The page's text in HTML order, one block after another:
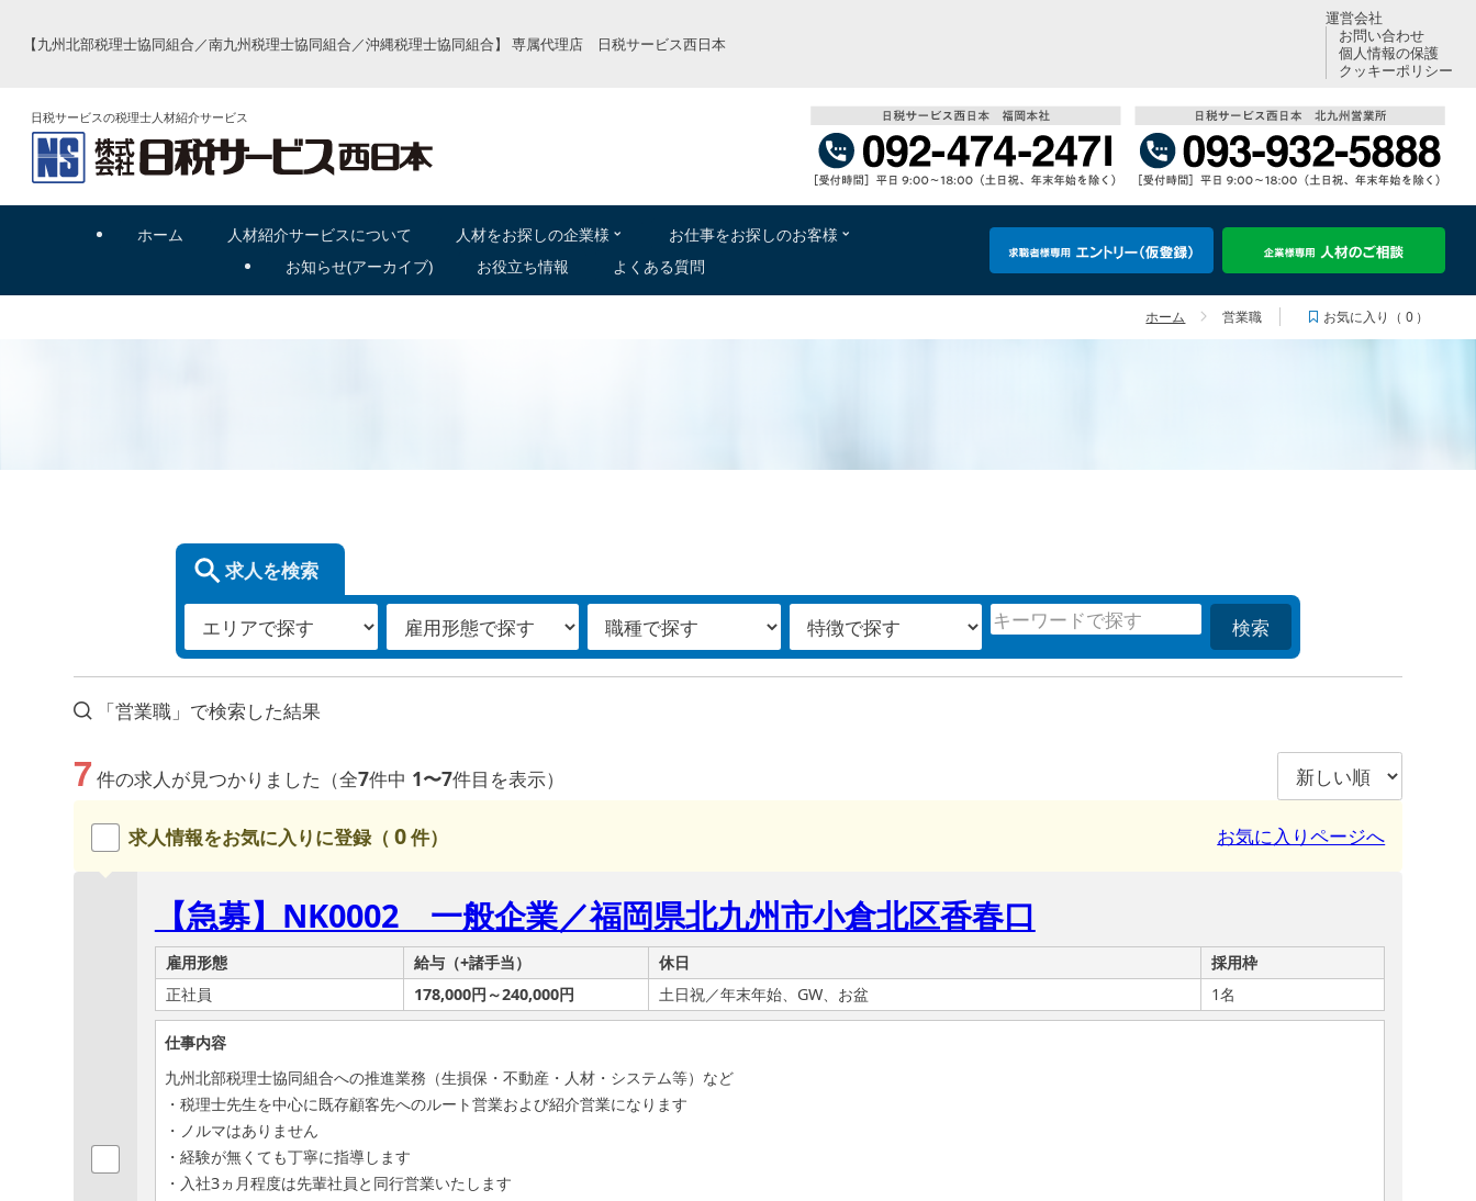
【九州北部税理士協同組合／南九州税理士協同組合／沖縄税理士協同組合】 専属代理店 日税サービス西日本
運営会社
お問い合わせ
個人情報の保護
クッキーポリシー
日税サービスの税理士人材紹介サービス
ホーム 人材紹介サービスについて 人材をお探 しの企業様 お仕事をお探 しのお客様
お知らせ(アーカイブ) お役立ち情報 よくある質問
ホーム 営業職 お気に入り（ 0 ）
求人を検索
検索
「営業職」で検索した結果
7 件の求人が見つかりました（全7件中 1〜7件目を表示）
求人情報をお気に入りに登録（ 0件） お気に入りページへ
【急募】NK0002 一般企業／福岡県北九州市小倉北区香春口
雇用形態 給与（+諸手当） 休日
採用枠
正社員
178,000円～240,000円 土日祝／年末年始、GW、お盆 1名
仕事内容
九州北部税理士協同組合への推進業務（生損保・不動産・人材・システム等）など
・税理士先生を中心に既存顧客先へのルート営業および紹介営業になります
・ノルマはありません
・経験が無くても丁寧に指導します
・入社3ヵ月程度は先輩社員と同行営業いたします